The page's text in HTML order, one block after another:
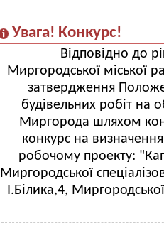
Увага! Конкурс!
Відповідно до
Миргородської міської
затвердження
будівельних робіт на
Миргорода шляхом
конкурс на
робочому проекту:
Миргородської
І.Білика,4,